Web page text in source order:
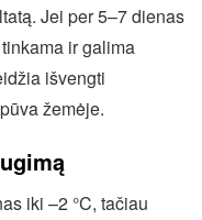
Jei per 5–7 dienas
ir galima
išvengti
žemėje.
iki –2 °C, tačiau